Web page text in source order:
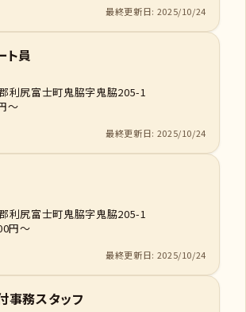
最終更新日: 2025/10/24
ト員
利尻富士町鬼脇字鬼脇205-1
～
最終更新日: 2025/10/24
利尻富士町鬼脇字鬼脇205-1
円～
最終更新日: 2025/10/24
事務スタッフ